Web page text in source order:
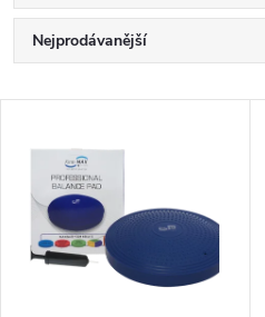
Ř
a
z
e
n
Nejprodávanější
Abecedně
ý
p